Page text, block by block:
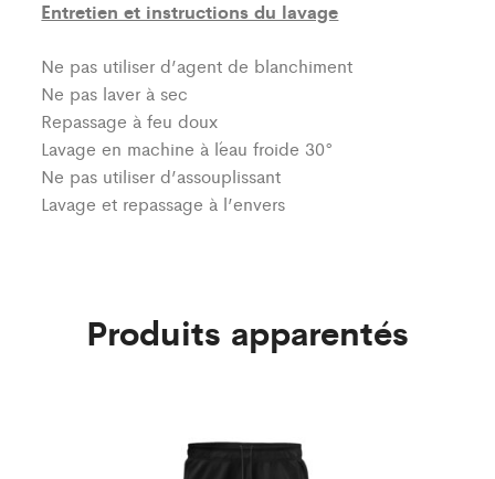
Entretien et instructions du lavage
Ne pas utiliser d’agent de blanchiment
Ne pas laver à sec
Repassage à feu doux
Lavage en machine à l´eau froide 30°
Ne pas utiliser d’assouplissant
Lavage et repassage à l’envers
Produits apparentés